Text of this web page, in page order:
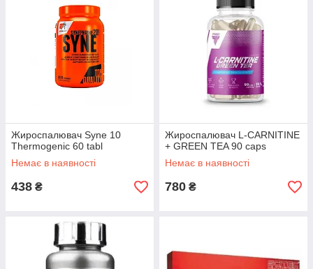
Жироспалювач Syne 10
Thermogenic 60 tabl
Немає в наявності
438 ₴
Жироспалювач L-CARNITINE
+ GREEN TEA 90 caps
Немає в наявності
780 ₴